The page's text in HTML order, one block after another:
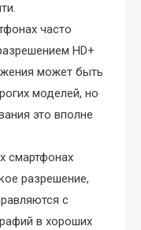
часто
HD+
может быть
моделей, но
это вполне
смартфонах
разрешение,
с
в хороших